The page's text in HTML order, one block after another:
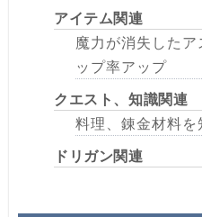
アイテム関連
魔力が消失した
ップ率アップ
クエスト、知識関連
料理、錬金材料
ドリガン関連